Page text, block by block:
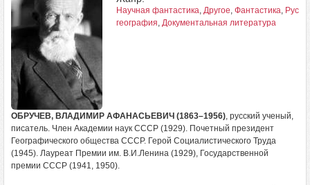
Научная фантастика, Другое, Фантастика,
география, Документальная литература
ОБРУЧЕВ, ВЛАДИМИР АФАНАСЬЕВИЧ (1863–1956), русский ученый,
писатель. Член Академии наук СССР (1929). Почетный президент
Географического общества СССР. Герой Социалистического Труда
(1945). Лауреат Премии им. В.И.Ленина (1929), Государственной
премии СССР (1941, 1950).